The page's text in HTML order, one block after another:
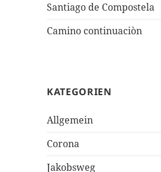
Santiago de Compostela
Camino continuaciòn
KATEGORIEN
Allgemein
Corona
Jakobsweg